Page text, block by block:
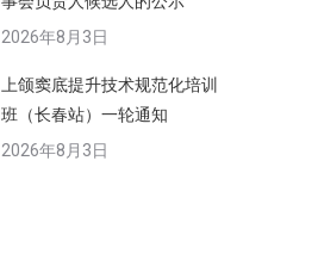
2026年8月3日
上颌窦底提升技术规范化培训
班（长春站）一轮通知
2026年8月3日